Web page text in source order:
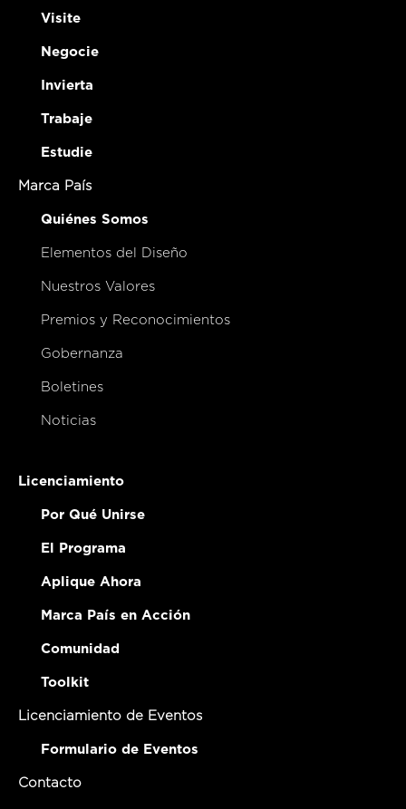
Visite
Negocie
Invierta
Trabaje
Estudie
Marca País
Quiénes Somos
Elementos del Diseño
Nuestros Valores
Premios y Reconocimientos
Gobernanza
Boletines
Noticias
Licenciamiento
Por Qué Unirse
El Programa
Aplique Ahora
Marca País en Acción
Comunidad
Toolkit
Licenciamiento de Eventos
Formulario de Eventos
Contacto